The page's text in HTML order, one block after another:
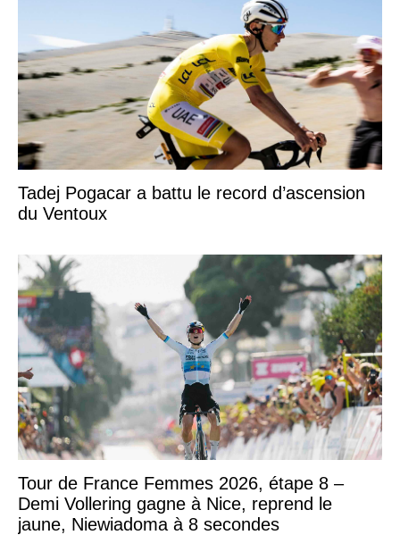
Tadej Pogacar a battu le record d’ascension
du Ventoux
Tour de France Femmes 2026, étape 8 –
Demi Vollering gagne à Nice, reprend le
jaune, Niewiadoma à 8 secondes